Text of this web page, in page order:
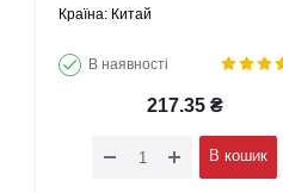
Країна: Китай
В наявності
217.35₴
В кошик